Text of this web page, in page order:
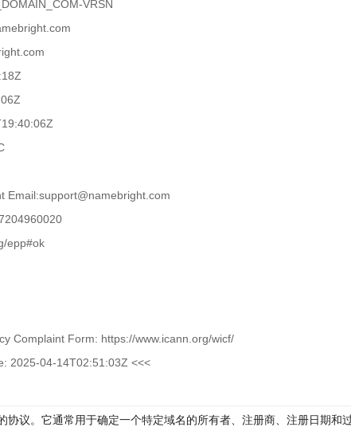
VRSN
Email:support@namebright.com
epp#ok
Complaint Form: https://www.icann.org/wicf/
2025-04-14T02:51:03Z <<<
协议。它通常用于确定一个特定域名的所有者、注册商、注册日期和